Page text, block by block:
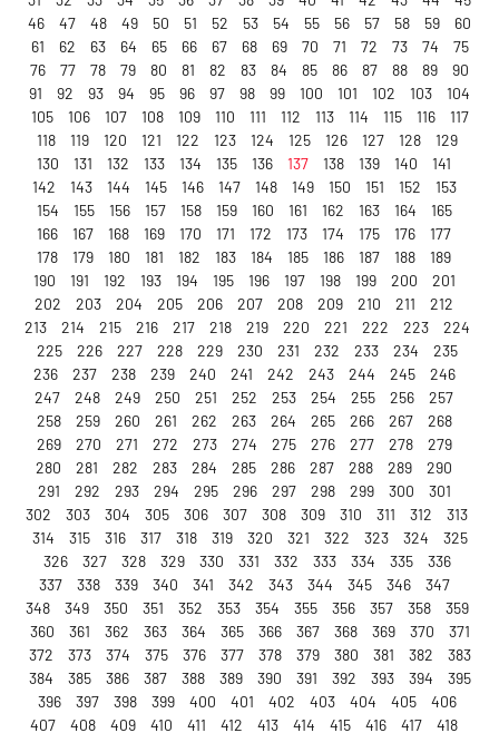
46
47 48 49 50 51 52 53 54 55 56 57 58 59
60
61
62 63 64 65 66 67 68 69 70 71 72 73 74
75
76
77 78 79 80 81 82 83 84 85 86 87 88 89
90
91
92 93 94 95 96 97 98 99 100 101 102 103
104
105
106 107 108 109 110 111 112 113 114 115 116
117
118
119 120 121 122 123 124 125 126 127 128
129
130
131 132 133 134 135 136 137 138 139 140
141
142
143 144 145 146 147 148 149 150 151 152
153
154
155 156 157 158 159 160 161 162 163 164
165
166
167 168 169 170 171 172 173 174 175 176
177
178
179 180 181 182 183 184 185 186 187 188
189
190
191 192 193 194 195 196 197 198 199 200
201
202
203 204 205 206 207 208 209 210 211
212
213
214 215 216 217 218 219 220 221 222 223
224
225
226 227 228 229 230 231 232 233 234
235
236
237 238 239 240 241 242 243 244 245
246
247
248 249 250 251 252 253 254 255 256
257
258
259 260 261 262 263 264 265 266 267
268
269
270 271 272 273 274 275 276 277 278
279
280
281 282 283 284 285 286 287 288 289
290
291
292 293 294 295 296 297 298 299 300
301
302
303 304 305 306 307 308 309 310 311 312
313
314
315 316 317 318 319 320 321 322 323 324
325
326
327 328 329 330 331 332 333 334 335
336
337
338 339 340 341 342 343 344 345 346
347
348
349 350 351 352 353 354 355 356 357 358
359
360
361 362 363 364 365 366 367 368 369 370
371
372
373 374 375 376 377 378 379 380 381 382
383
384
385 386 387 388 389 390 391 392 393 394
395
396
397 398 399 400 401 402 403 404 405
406
407
408 409 410 411 412 413 414 415 416 417
418